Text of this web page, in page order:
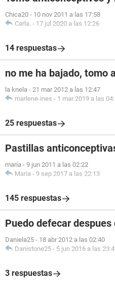
Chica20 - 10 nov 2011 a las 17:58
Carla. - 17 jul 2020 a las 12:26
14 respuestas
no me ha bajado, tomo
la knela - 21 mar 2012 a las 12:47
marlene-ines - 1 mar 2019 a las
25 respuestas
Pastillas
maría - 9 jun 2011 a las 02:22
Maria - 9 sep 2017 a las 22:13
145 respuestas
Puedo defecar
Daniela25 - 18 abr 2012 a las 02:40
Danistone25 - 5 jun 2016 a las
3 respuestas